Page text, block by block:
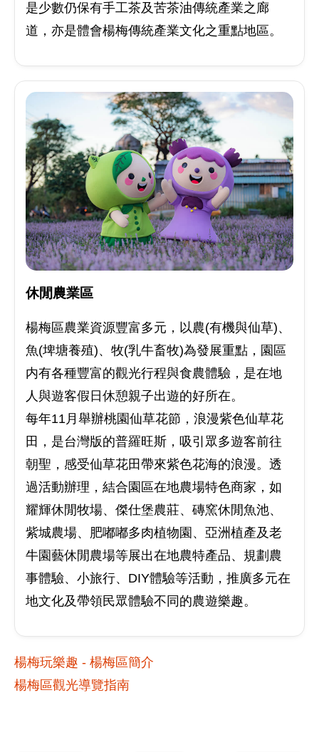
是少數仍保有手工茶及苦茶油傳統產業之廊
道，亦是體會楊梅傳統產業文化之重點地區。
休閒農業區
楊梅區農業資源豐富多元，以農(有機與仙草)、
魚(埤塘養殖)、牧(乳牛畜牧)為發展重點，園區
内有各種豐富的觀光行程與食農體驗，是在地
人與遊客假日休憩親子出遊的好所在。
每年11月舉辦桃園仙草花節，浪漫紫色仙草花
田，是台灣版的普羅旺斯，吸引眾多遊客前往
朝聖，感受仙草花田帶來紫色花海的浪漫。透
過活動辦理，結合園區在地農場特色商家，如
耀輝休閒牧場、傑仕堡農莊、磚窯休閒魚池、
紫城農場、肥嘟嘟多肉植物園、亞洲植產及老
牛園藝休閒農場等展出在地農特產品、規劃農
事體驗、小旅行、DIY體驗等活動，推廣多元在
地文化及帶領民眾體驗不同的農遊樂趣。
楊梅玩樂趣 - 楊梅區簡介
楊梅區觀光導覽指南